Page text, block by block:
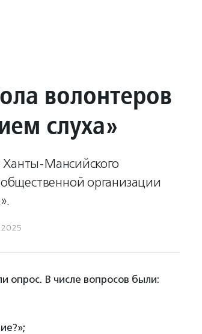
волонтеров
слуха»
Ханты-Мансийского
организации
опрос. В числе вопросов были: